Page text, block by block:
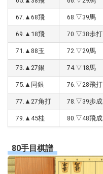
67.▲68飛 68.▽39馬
69.▲18飛 70.▽38歩打
71.▲88玉 72.▽29馬
73.▲27銀 74.▽18馬
75.▲同銀 76.▽28飛打
77.▲27角打 78.▽39歩成
79.▲45桂 80.▽48飛成
80手目棋譜